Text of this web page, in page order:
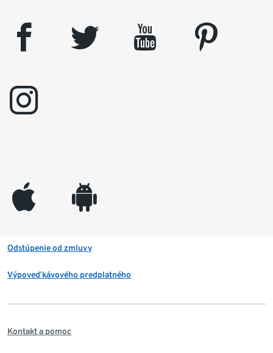
facebook twitter youtube
pinterest
instagram
appleinc android
Odstúpenie od zmluvy
Výpoveď kávového predplatného
Kontakt a pomoc